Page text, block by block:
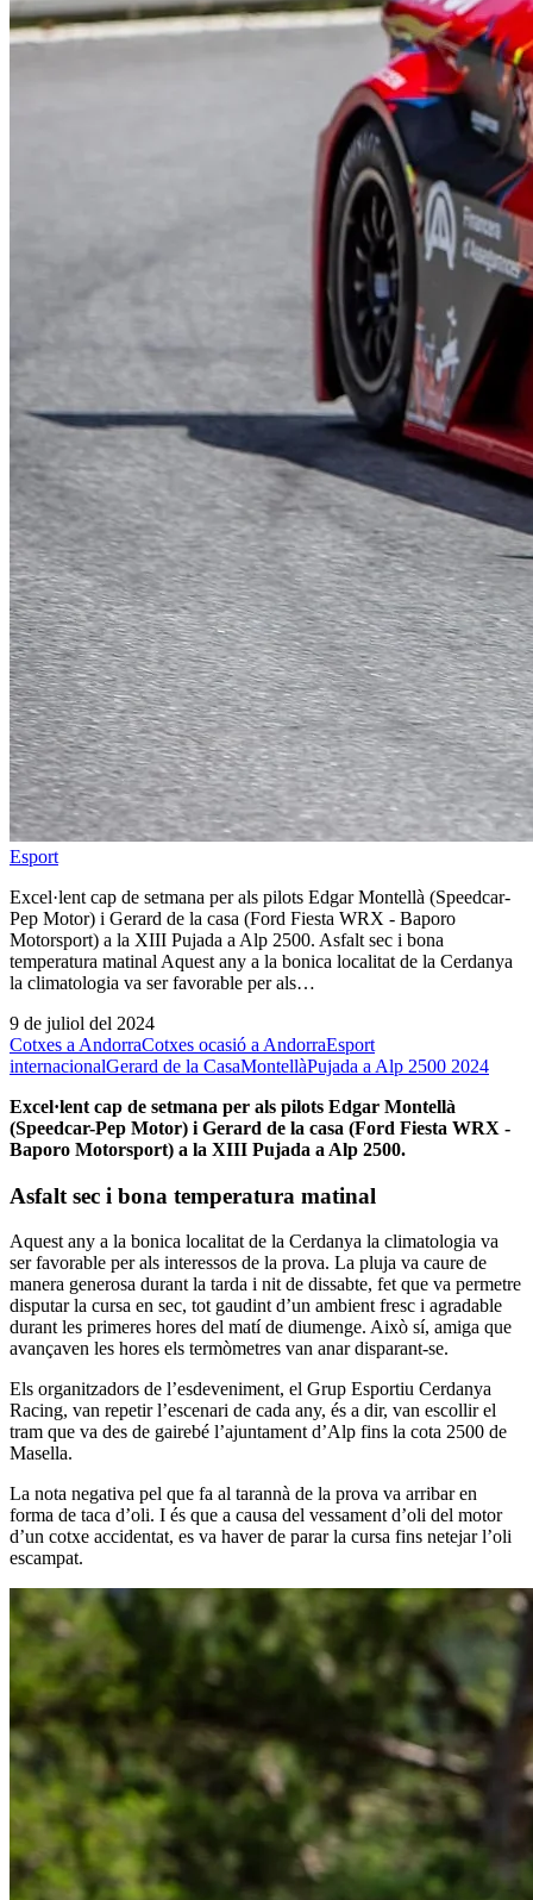
Esport
Excel·lent cap de setmana per als pilots Edgar Montellà (Speedcar-
Pep Motor) i Gerard de la casa (Ford Fiesta WRX - Baporo
Motorsport) a la XIII Pujada a Alp 2500. Asfalt sec i bona
temperatura matinal Aquest any a la bonica localitat de la Cerdanya
la climatologia va ser favorable per als…
9 de juliol del 2024
Cotxes a AndorraCotxes ocasió a AndorraEsport
internacionalGerard de la CasaMontellàPujada a Alp 2500 2024
Excel·lent cap de setmana per als pilots Edgar Montellà
(Speedcar-Pep Motor) i Gerard de la casa (Ford Fiesta WRX -
Baporo Motorsport) a la XIII Pujada a Alp 2500.
Asfalt sec i bona temperatura matinal
Aquest any a la bonica localitat de la Cerdanya la climatologia va
ser favorable per als interessos de la prova. La pluja va caure de
manera generosa durant la tarda i nit de dissabte, fet que va permetre
disputar la cursa en sec, tot gaudint d’un ambient fresc i agradable
durant les primeres hores del matí de diumenge. Això sí, amiga que
avançaven les hores els termòmetres van anar disparant-se.
Els organitzadors de l’esdeveniment, el Grup Esportiu Cerdanya
Racing, van repetir l’escenari de cada any, és a dir, van escollir el
tram que va des de gairebé l’ajuntament d’Alp fins la cota 2500 de
Masella.
La nota negativa pel que fa al tarannà de la prova va arribar en
forma de taca d’oli. I és que a causa del vessament d’oli del motor
d’un cotxe accidentat, es va haver de parar la cursa fins netejar l’oli
escampat.